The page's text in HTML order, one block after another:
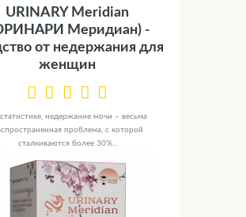
URINARY Meridian
Меридиан) -
от недержания для
женщин
недержание мочи – весьма
проблема, с которой
сталкиваются более 30%...